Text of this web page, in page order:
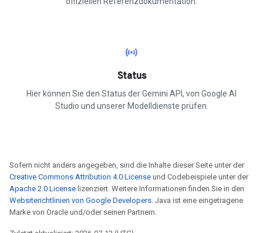
sensors
Status
Hier können Sie den Status der Gemini API, von Google AI
Studio und unserer Modelldienste prüfen.
Sofern nicht anders angegeben, sind die Inhalte dieser Seite unter der
Creative Commons Attribution 4.0 License und Codebeispiele unter der
Apache 2.0 License lizenziert. Weitere Informationen finden Sie in den
Websiterichtlinien von Google Developers . Java ist eine eingetragene
Marke von Oracle und/oder seinen Partnern.